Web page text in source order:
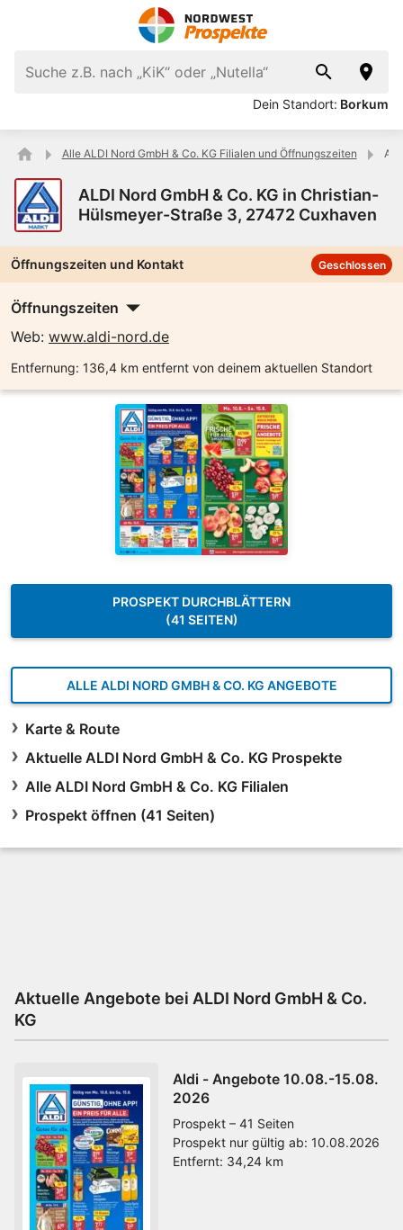
Dein Standort: Borkum
Alle ALDI Nord GmbH & Co. KG Filialen und Öffnungszeiten
ALDI Nord GmbH & Co. KG in Christian-
Hülsmeyer-Straße 3, 27472 Cuxhaven
Öffnungszeiten und Kontakt Geschlossen
Öffnungszeiten
Web: www.aldi-nord.de
Entfernung: 136,4 km entfernt von deinem aktuellen Standort
PROSPEKT DURCHBLÄTTERN
(41 SEITEN)
ALLE ALDI NORD GMBH & CO. KG ANGEBOTE
Karte & Route
Aktuelle ALDI Nord GmbH & Co. KG Prospekte
Alle ALDI Nord GmbH & Co. KG Filialen
Prospekt öffnen (41 Seiten)
Aktuelle Angebote bei ALDI Nord GmbH & Co.
KG
Aldi - Angebote 10.08.-15.08.
2026
Prospekt – 41 Seiten
Prospekt nur gültig ab: 10.08.2026
Entfernt: 34,24 km